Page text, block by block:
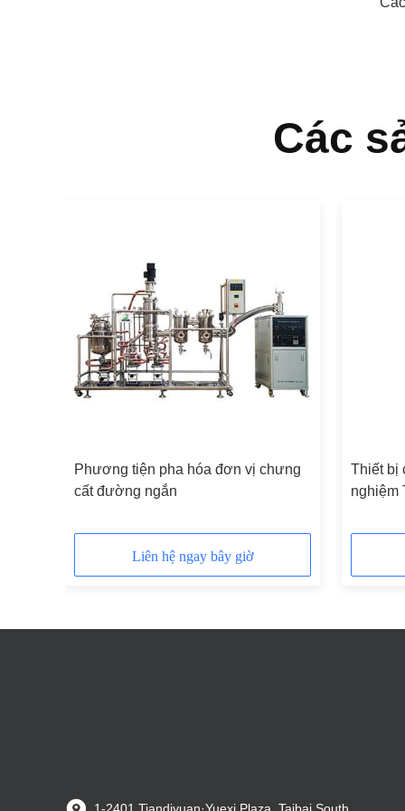
Các
Phương tiện pha hóa đơn vị chưng
cất đường ngắn
Liên hệ ngay bây giờ
Thiết bị
nghiệm